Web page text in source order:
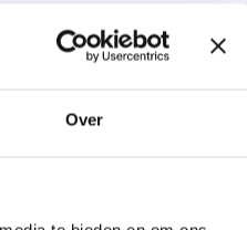
Over
van de
van de therapeut in
in Lelystad aansluit op
IN